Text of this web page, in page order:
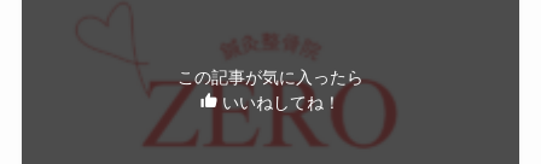
この記事が気に入ったら
いいねしてね！